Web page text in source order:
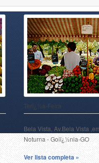
Terï¿½a-Feira
Bela Vista, Av.Bela Vista
Noturna - Goiï¿½nia-GO
Ver lista completa »